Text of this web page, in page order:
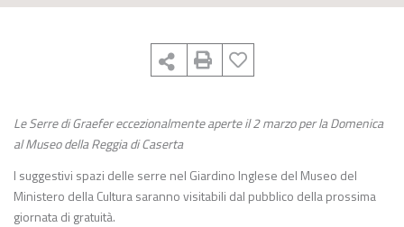
Le Serre di Graefer eccezionalmente aperte il 2 marzoper la Domenica
al Museo della Reggia di Caserta
I suggestivi spazi delle serre nel Giardino Inglese del Museo del
Ministero della Cultura saranno visitabili dal pubblico della prossima
giornata di gratuità.